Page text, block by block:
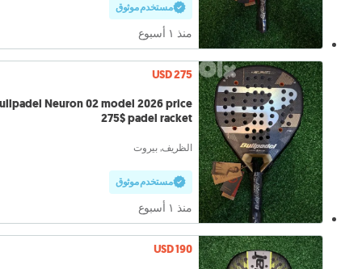
مستخدم موثوق
منذ ١ أسبوع
USD 275
Neuron 02 model 2026 price
275$ padel racket
الظريف, بيروت
مستخدم موثوق
منذ ١ أسبوع
USD 190